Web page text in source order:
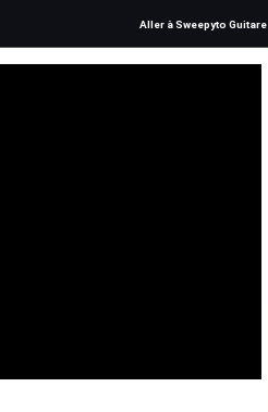
Aller à Sweepyto Guitare